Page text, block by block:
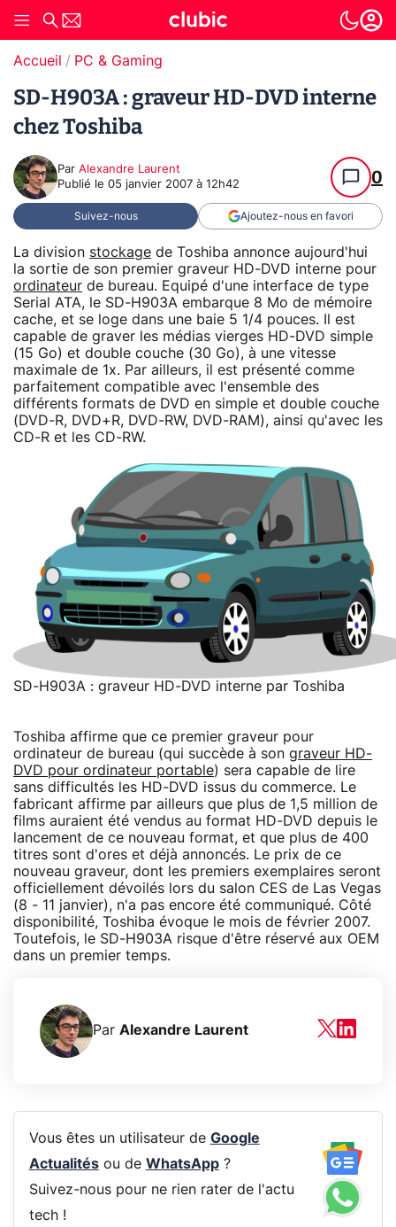
Accueil PC & Gaming
SD-H903A : graveur HD-DVD interne
chez Toshiba
Par Alexandre Laurent
Publié le 05 janvier 2007 à 12h42 0
Suivez-nous Ajoutez-nous en favori
La division stockage de Toshiba annonce aujourd'hui
la sortie de son premier graveur HD-DVD interne pour
ordinateur de bureau. Equipé d'une interface de type
Serial ATA, le SD-H903A embarque 8 Mo de mémoire
cache, et se loge dans une baie 5 1/4 pouces. Il est
capable de graver les médias vierges HD-DVD simple
(15 Go) et double couche (30 Go), à une vitesse
maximale de 1x. Par ailleurs, il est présenté comme
parfaitement compatible avec l'ensemble des
différents formats de DVD en simple et double couche
(DVD-R, DVD+R, DVD-RW, DVD-RAM), ainsi qu'avec les
CD-R et les CD-RW.
SD-H903A : graveur HD-DVD interne par Toshiba
Toshiba affirme que ce premier graveur pour
ordinateur de bureau (qui succède à son graveur HD-
DVD pour ordinateur portable) sera capable de lire
sans difficultés les HD-DVD issus du commerce. Le
fabricant affirme par ailleurs que plus de 1,5 million de
films auraient été vendus au format HD-DVD depuis le
lancement de ce nouveau format, et que plus de 400
titres sont d'ores et déjà annoncés. Le prix de ce
nouveau graveur, dont les premiers exemplaires seront
officiellement dévoilés lors du salon CES de Las Vegas
(8 - 11 janvier), n'a pas encore été communiqué. Côté
disponibilité, Toshiba évoque le mois de février 2007.
Toutefois, le SD-H903A risque d'être réservé aux OEM
dans un premier temps.
Par Alexandre Laurent
Vous êtes un utilisateur de Google
Actualitésou de WhatsApp?
Suivez-nous pour ne rien rater de l'actu
tech !